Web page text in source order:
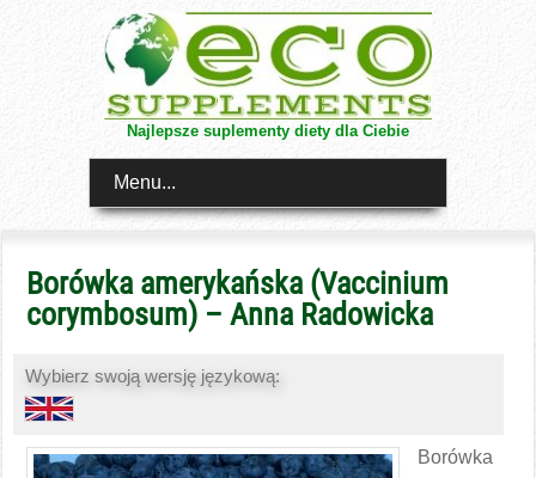
Najlepsze suplementy diety dla Ciebie
Menu...
Borówka amerykańska (Vaccinium
corymbosum) – Anna Radowicka
Wybierz swoją wersję językową:
Borówka